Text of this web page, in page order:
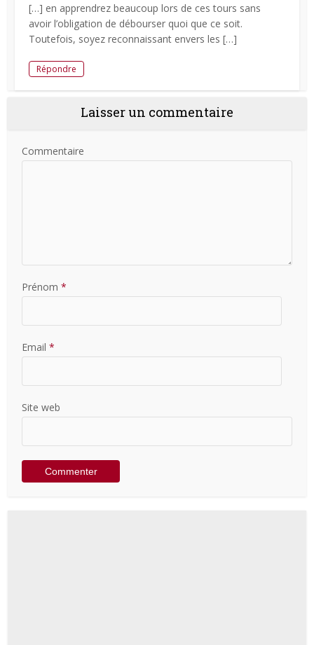
[…] en apprendrez beaucoup lors de ces tours sans
avoir l’obligation de débourser quoi que ce soit.
Toutefois, soyez reconnaissant envers les […]
Répondre
Laisser un commentaire
Commentaire
Prénom *
Email *
Site web